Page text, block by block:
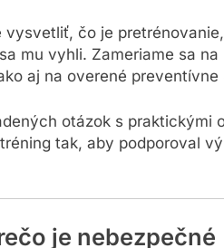
čo je
mu vyhli. Zameriame sa
aj na overené preventívne
otázok s praktickými
tak, aby podporoval
je nebezpečné